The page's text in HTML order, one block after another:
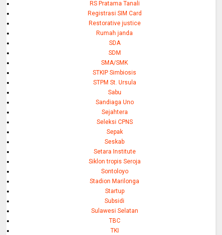
RS Pratama Tanali
Registrasi SIM Card
Restorative justice
Rumah janda
SDA
SDM
SMA/SMK
STKIP Simbiosis
STPM St. Ursula
Sabu
Sandiaga Uno
Sejahtera
Seleksi CPNS
Sepak
Seskab
Setara Institute
Siklon tropis Seroja
Sontoloyo
Stadion Marilonga
Startup
Subsidi
Sulawesi Selatan
TBC
TKI